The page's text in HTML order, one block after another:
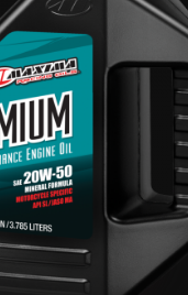
prix :
17.95$
à
63.95$